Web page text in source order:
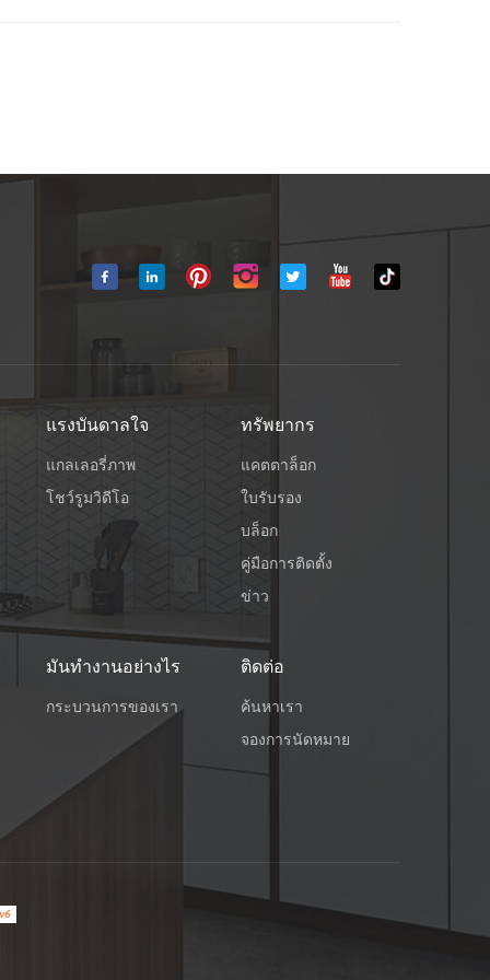
แรงบันดาลใจ
แกลเลอรี่ภาพ
โชว์รูมวิดีโอ
ทรัพยากร
แคตตาล็อก
ใบรับรอง
บล็อก
คู่มือการติดตั้ง
ข่าว
มันทำงานอย่างไร
กระบวนการของเรา
ติดต่อ
ค้นหาเรา
จองการนัดหมาย